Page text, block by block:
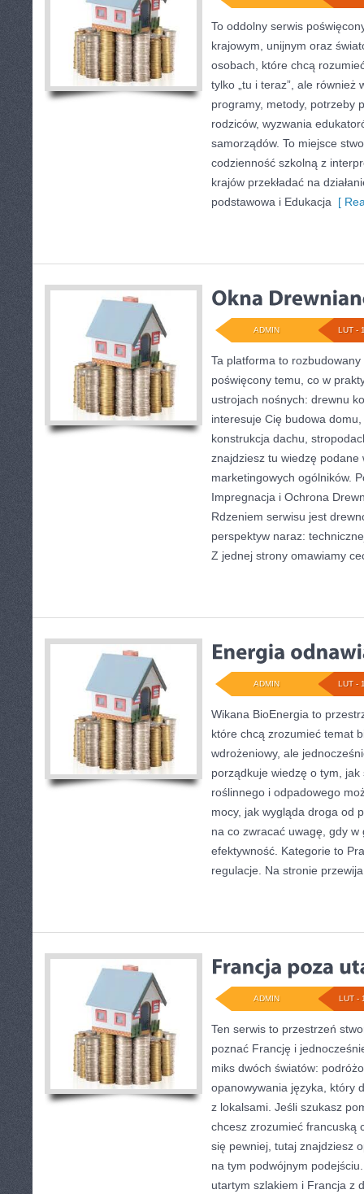
To oddolny serwis
krajowym, unijnym oraz
osobach, które chcą
tylko „tu i teraz”, ale również
programy, metody, potrzeby
rodziców, wyzwania
samorządów. To miejsce
codzienność szkolną z
krajów przekładać na
podstawowa i Edukacja [
LUT -
ADMIN
Ta platforma to
poświęcony temu, co w
ustrojach nośnych: drewnu
interesuje Cię budowa
konstrukcja dachu,
znajdziesz tu wiedzę
marketingowych ogólników.
Impregnacja i Ochrona
Rdzeniem serwisu jest
perspektyw naraz:
Z jednej strony omawiamy
LUT -
ADMIN
Wikana BioEnergia to
które chcą zrozumieć temat
wdrożeniowy, ale
porządkuje wiedzę o tym,
roślinnego i odpadowego
mocy, jak wygląda droga od
na co zwracać uwagę, gdy
efektywność. Kategorie to
regulacje. Na stronie
LUT -
ADMIN
Ten serwis to przestrzeń
poznać Francję i
miks dwóch światów:
opanowywania języka, który
z lokalsami. Jeśli szukasz
chcesz zrozumieć francuską
się pewniej, tutaj znajdziesz
na tym podwójnym
utartym szlakiem i Francja z